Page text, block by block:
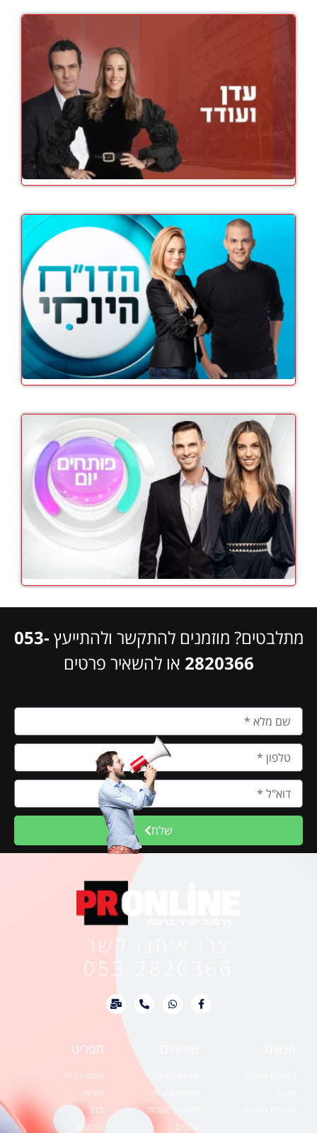
מתלבטים? מוזמנים להתקשר ולהתייעץ 053-
2820366 או להשאיר פרטים
שלח
תפריט
עמוד הבית
אודות
בלוג
צור קשר
רכישת כתבות
יתרונות השרות
שלבים
צרו איתנו קשר
053-2820366